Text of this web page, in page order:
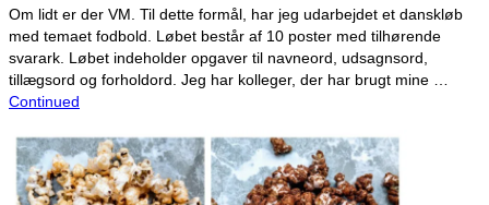
Om lidt er der VM. Til dette formål, har jeg udarbejdet et danskløb
med temaet fodbold. Løbet består af 10 poster med tilhørende
svarark. Løbet indeholder opgaver til navneord, udsagnsord,
tillægsord og forholdord. Jeg har kolleger, der har brugt mine …
Continued